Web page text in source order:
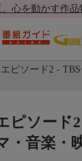
、心を動かす作品
ピソード2 -
ピソード
・音楽・